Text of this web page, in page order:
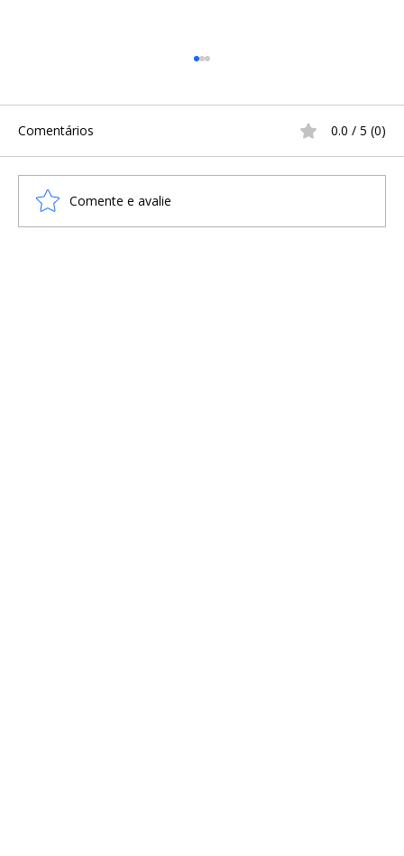
Comentários 0.0 / 5 (0)
Comente e avalie